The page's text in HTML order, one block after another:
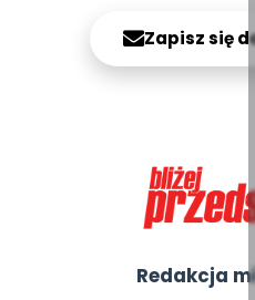
Zapisz się
Redakcja